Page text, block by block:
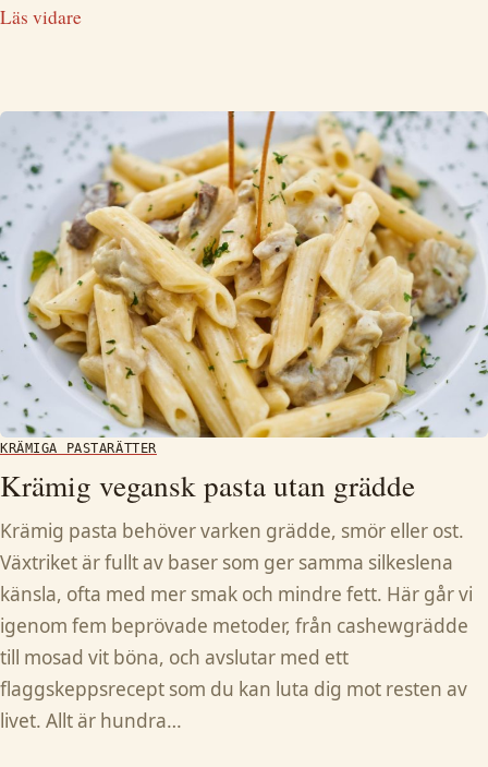
Läs vidare
KRÄMIGA PASTARÄTTER
Krämig vegansk pasta utan grädde
Krämig pasta behöver varken grädde, smör eller ost.
Växtriket är fullt av baser som ger samma silkeslena
känsla, ofta med mer smak och mindre fett. Här går vi
igenom fem beprövade metoder, från cashewgrädde
till mosad vit böna, och avslutar med ett
flaggskeppsrecept som du kan luta dig mot resten av
livet. Allt är hundra…